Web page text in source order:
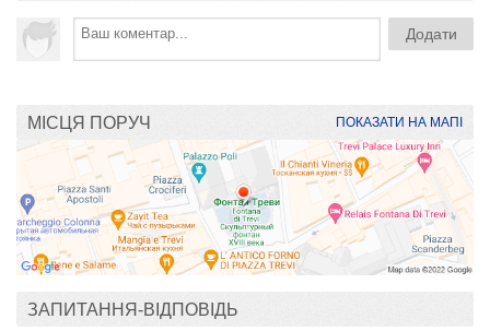
МІСЦЯ ПОРУЧ ПОКАЗАТИ НА МАПІ
ЗАПИТАННЯ-ВІДПОВІДЬ